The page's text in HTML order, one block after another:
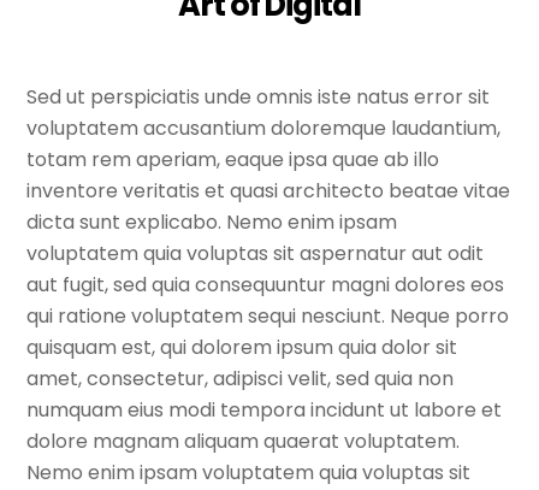
Sed ut perspiciatis unde omnis iste natus error sit
voluptatem accusantium doloremque laudantium,
totam rem aperiam, eaque ipsa quae ab illo
inventore veritatis et quasi architecto beatae vitae
dicta sunt explicabo. Nemo enim ipsam
voluptatem quia voluptas sit aspernatur aut odit
aut fugit, sed quia consequuntur magni dolores eos
qui ratione voluptatem sequi nesciunt. Neque porro
quisquam est, qui dolorem ipsum quia dolor sit
amet, consectetur, adipisci velit, sed quia non
numquam eius modi tempora incidunt ut labore et
dolore magnam aliquam quaerat voluptatem.
Nemo enim ipsam voluptatem quia voluptas sit